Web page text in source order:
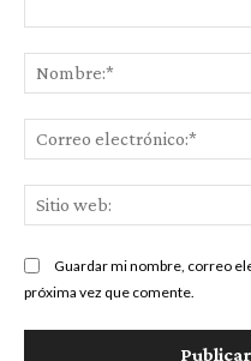
Guardar mi nombre, correo
próxima vez que comente.